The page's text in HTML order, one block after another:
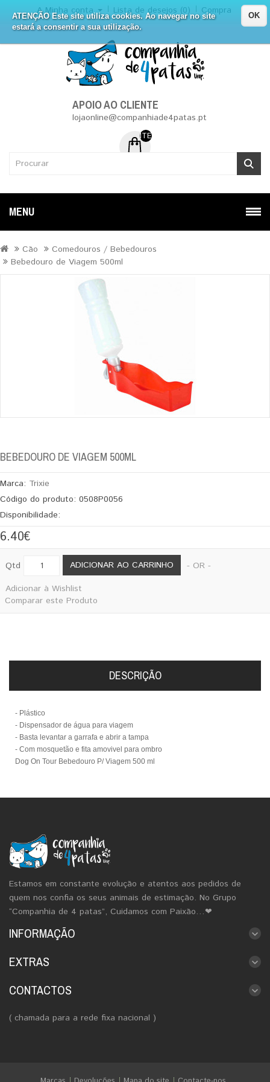
ATENÇÃO Este site utiliza cookies. Ao navegar no site
estará a consentir a sua utilização.
OK
A Minha conta Lista de desejos (0) Compra
APOIO AO CLIENTE
lojaonline@companhiade4patas.pt
ITEM (NS) DE 0 - 0.00€
MENU
Cão
Comedouros / Bebedouros
Bebedouro de Viagem 500ml
BEBEDOURO DE VIAGEM 500ML
Marca: Trixie
Código do produto: 0508P0056
Disponibilidade:
6.40€
Qtd ADICIONAR AO CARRINHO
- OR -
Adicionar à Wishlist
Comparar este Produto
DESCRIÇÃO
- Plástico
- Dispensador de água para viagem
- Basta levantar a garrafa e abrir a tampa
- Com mosquetão e fita amovivel para ombro
Dog On Tour Bebedouro P/ Viagem 500 ml
Estamos em constante evolução e atentos aos pedidos de
quem nos confia os seus animais de estimação. No Grupo
“Companhia de 4 patas”, Cuidamos com Paixão…❤
INFORMAÇÃO
EXTRAS
CONTACTOS
( chamada para a rede fixa nacional )